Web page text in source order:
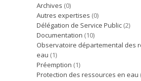
Archives (0)
Autres expertises (0)
Délégation de Service Public (2)
Documentation (10)
Observatoire départemental des
eau (1)
Préemption (1)
Protection des ressources en eau